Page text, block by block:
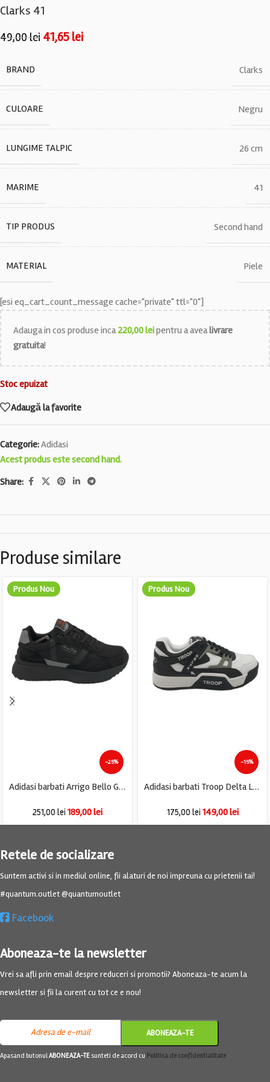
Clarks 41
49,00lei 41,65 lei
BRAND Clarks
CULOARE Negru
LUNGIME TALPIC 26 cm
MARIME 41
TIP PRODUS Second hand
MATERIAL Piele
[esi eq_cart_count_message cache="private" ttl="0"]
Adauga in cos produse inca220,00leipentru a avealivrare
gratuita!
Stoc epuizat
Adaugă la favorite
Categorie:Adidasi
Acest produs este second hand.
Share:
Produse similare
Produs Nou
-25%
Adidasi barbati Arrigo Bello Glory, imitatie de piele, material textil, negru gri
251,00lei189,00lei
Produs Nou
-15%
Adidasi barbati Troop Delta Low, imitatie de piele, alb negru
175,00lei 149,00lei
Retele de socializare
Suntem activi si in mediul online, fii alaturi de noi impreuna cu prietenii tai!
#quantum.outlet @quantumoutlet
Facebook
Aboneaza-te la newsletter
Vrei sa afli prin email despre reduceri si promotii? Aboneaza-te acum la
newsletter si fii la curent cu tot ce e nou!
Apasand butonulABONEAZA-TE sunteti de acord cu Politica de confidentialitate